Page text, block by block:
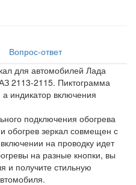
Вопрос-ответ
для автомобилей Лада
2113-2115. Пиктограмма
индикатор включения
подключения обогрева
обогрев зеркал совмещен с
на проводку идет
на разные кнопки, вы
и получите стильную